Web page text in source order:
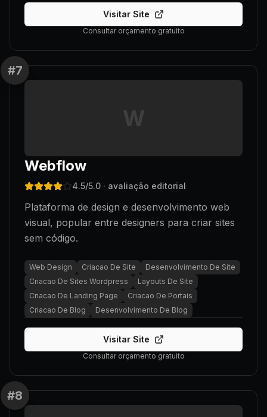
Visitar Site
Consultar orçamento gratuito
#7
W
Webflow
4.5/5.0 · avaliação editorial
Plataforma de design e desenvolvimento web
visual, popular entre designers para criar sites
sem código.
Web Design Criacao De Site
Desenvolvimento De Site
Criacao De Sites Wordpress
Layouts De Site
Criacao De Landing Page
Criacao De Portais
Criacao De Blog
Desenvolvimento De Blog
Visitar Site
Consultar orçamento gratuito
#8